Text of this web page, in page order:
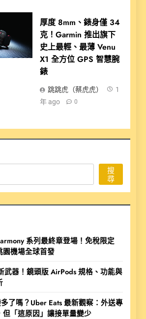
厚度 8mm、錶身僅 34
克！Garmin 推出旗下
史上最輕、最薄 Venu
X1 全方位 GPS 智慧腕
錶
跳跳虎（蔡虎虎）
1
年 ago
0
搜
尋
系列最終章登場！免稅限定
園機場全球首發
武器！鏡頭版 AirPods 規格、功能與
了嗎？Uber Eats 最新觀察：外送專
但「這原因」讓接單量變少